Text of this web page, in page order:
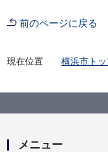
前のページに戻る
現在位置 横浜市ト
令和５年
神奈川区
メニュー